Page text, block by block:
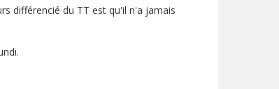
différencié du TT est qu'il n'a jamais